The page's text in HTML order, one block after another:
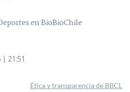
en BioBioChile
| 21:51
Ética y transparencia de BBCL